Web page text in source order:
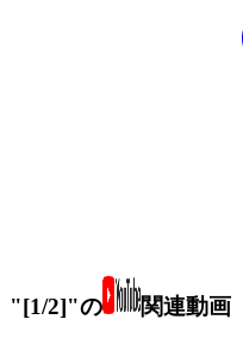
"[1/2]"の 関連動画